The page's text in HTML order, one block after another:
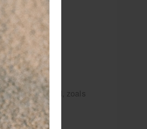
door een bond, zoals